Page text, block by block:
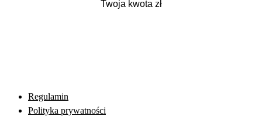
Regulamin
Polityka prywatności